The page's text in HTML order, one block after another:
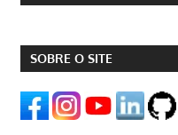
SOBRE O SITE